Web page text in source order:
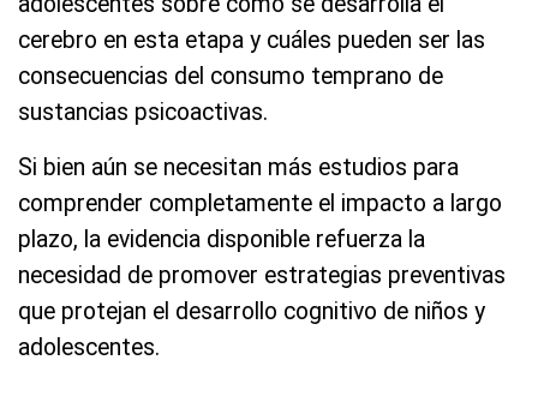
cerebro en esta etapa y cuáles pueden ser las
consecuencias del consumo temprano de
sustancias psicoactivas.
Si bien aún se necesitan más estudios para
comprender completamente el impacto a largo
plazo, la evidencia disponible refuerza la
necesidad de promover estrategias preventivas
que protejan el desarrollo cognitivo de niños y
adolescentes.